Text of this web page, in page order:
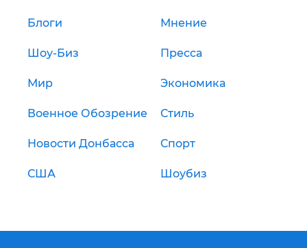
Блоги Мнение
Шоу-Биз Пресса
Мир Экономика
Военное Обозрение Стиль
Новости Донбасса Спорт
США Шоубиз